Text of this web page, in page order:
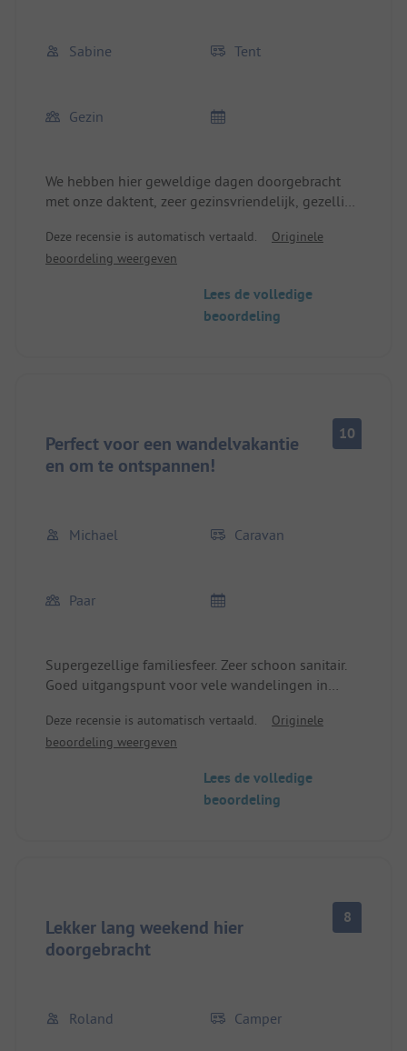
Sabine Tent
Gezin
We hebben hier geweldige dagen doorgebracht
met onze daktent, zeer gezinsvriendelijk, gezellige
ons hier heel prettig gevoeld.
Deze recensie is automatisch vertaald.
Originele
beoordeling weergeven
Lees de volledige
beoordeling
Perfect voor een wandelvakantie
en om te ontspannen!
10
Michael Caravan
Paar
Supergezellige familiesfeer. Zeer schoon sanitair.
Goed uitgangspunt voor vele wandelingen in
in de buurt. Zeer mooi uitzicht op het meer met
zwem- en supermarktmogelijkheden. Ideaal voor
We voelden ons helemaal thuis en komen zeker
Deze recensie is automatisch vertaald.
Originele
beoordeling weergeven
Lees de volledige
beoordeling
Lekker lang weekend hier
doorgebracht
8
Roland Camper